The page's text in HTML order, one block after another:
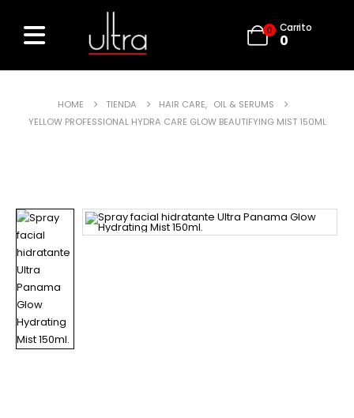
0 Carrito
0
HOME TIENDA HAIR CARE, OIL & SERUMS
YELLOW PROFESSIONAL HYDRA CARE GLOW BEAUTIFYING MIST 150ML